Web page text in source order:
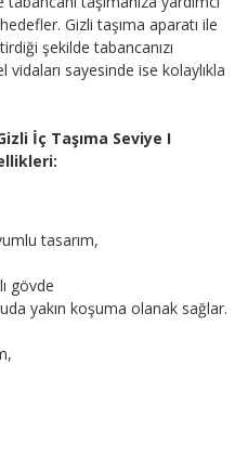
Gizli taşıma aparatı ile
şekilde tabancanızı
vidaları sayesinde ise kolaylıkla
İç Taşıma Seviye I
tasarım,
gövde
yakın koşuma olanak sağlar.